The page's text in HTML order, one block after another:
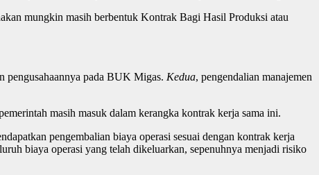
mungkin masih berbentuk Kontrak Bagi Hasil Produksi atau
pengusahaannya pada BUK Migas. Kedua, pengendalian manajemen
masih masuk dalam kerangka kontrak kerja sama ini.
pengembalian biaya operasi sesuai dengan kontrak kerja
biaya operasi yang telah dikeluarkan, sepenuhnya menjadi risiko